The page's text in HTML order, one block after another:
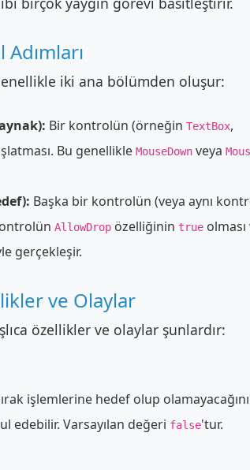
iki ana bölümden oluşur:
Bir kontrolün (örneğin TextBox,
Bu genellikle MouseDown veya
Başka bir kontrolün (veya aynı
AllowDrop özelliğinin true olması
gerçekleşir.
ve Olaylar
özellikler ve olaylar şunlardır:
işlemlerine hedef olup
edebilir. Varsayılan değeri false'tur.